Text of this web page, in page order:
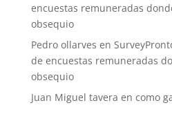
encuestas remuneradas
obsequio
Pedro ollarves en
de encuestas remuneradas
obsequio
Juan Miguel tavera en como